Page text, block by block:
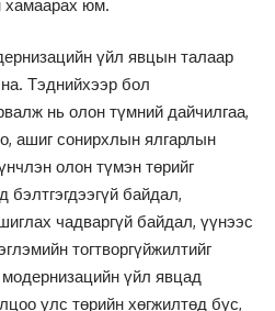
хамаарах юм.
үйл явцын талаар
Тэднийхээр бол
нь олон түмний дайчилгаа,
ашиг сонирхлын ялгарлын
олон түмэн төрийг
бэлтгэгдээгүй байдал,
чадваргүй байдал, үүнээс
тогтворгүйжилтийг
модернизацийн үйл явцад
улс төрийн хөгжилтөд бус,